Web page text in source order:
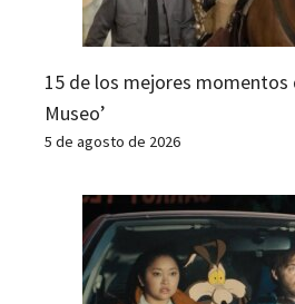
15 de los mejores momentos
Museo’
5 de agosto de 2026